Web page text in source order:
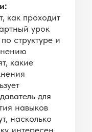
как проходит
урок
структуре и
какие
для
навыков
насколько
интересен